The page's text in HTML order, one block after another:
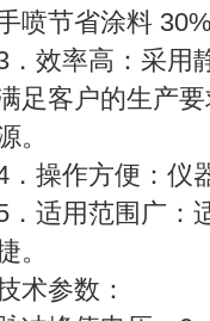
喷节省涂料
．效率高：采用
足客户的生产
。
．操作方便：仪
．适用范围广：
。
术参数：